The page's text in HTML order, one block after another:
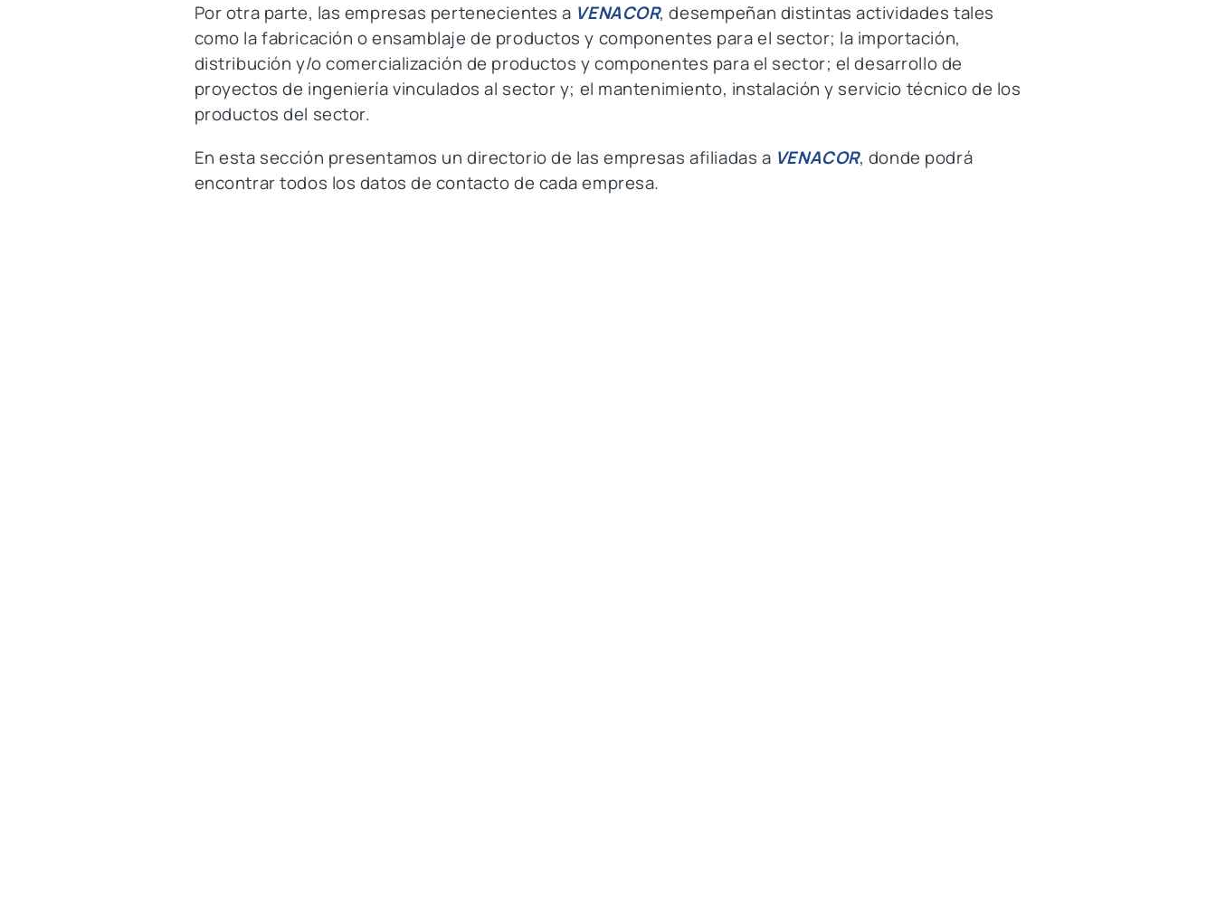
Por otra parte, las empresas pertenecientes a VENACOR, desempeñan distintas actividades tales
como la fabricación o ensamblaje de productos y componentes para el sector; la importación,
distribución y/o comercialización de productos y componentes para el sector; el desarrollo de
proyectos de ingeniería vinculados al sector y; el mantenimiento, instalación y servicio técnico de los
productos del sector.
En esta sección presentamos un directorio de las empresas afiliadas a VENACOR, donde podrá
encontrar todos los datos de contacto de cada empresa.